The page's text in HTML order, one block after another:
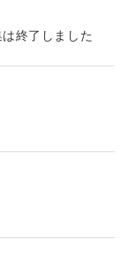
終了しました